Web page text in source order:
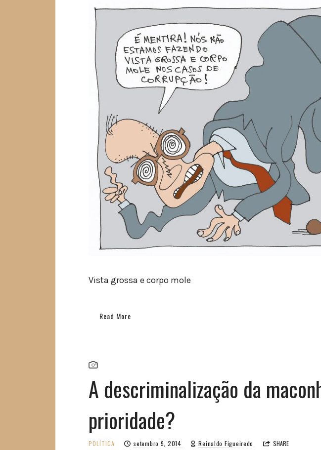
Vista grossa e corpo mole
Read More
A descriminalização da
prioridade?
POLÍTICA setembro 9, 2014 Reinaldo Figueiredo SHARE